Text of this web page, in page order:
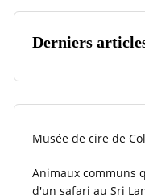
Derniers
Musée de cire de
Animaux communs
d'un safari au Sri